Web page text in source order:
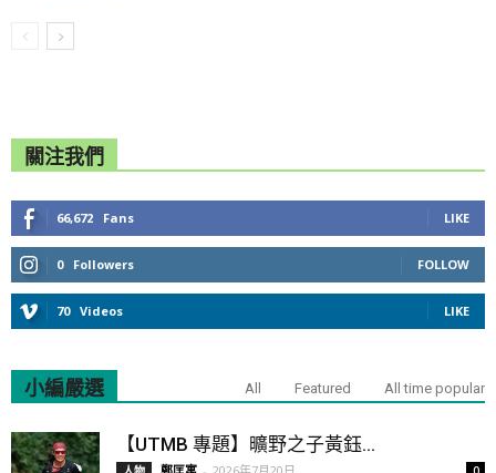
關注我們
66,672 Fans LIKE
0 Followers FOLLOW
70 Videos LIKE
小編嚴選 All Featured All time popular
【UTMB 專題】曠野之子黃鈺...